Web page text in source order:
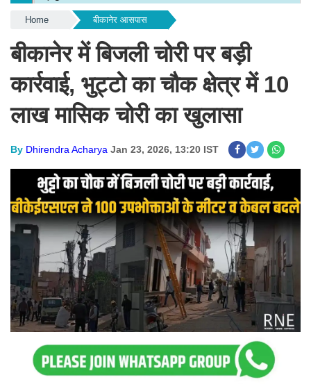
Home बीकानेर आसपास
बीकानेर में बिजली चोरी पर बड़ी
कार्रवाई, भुट्टो का चौक क्षेत्र में 10
लाख मासिक चोरी का खुलासा
By Dhirendra Acharya Jan 23, 2026, 13:20 IST